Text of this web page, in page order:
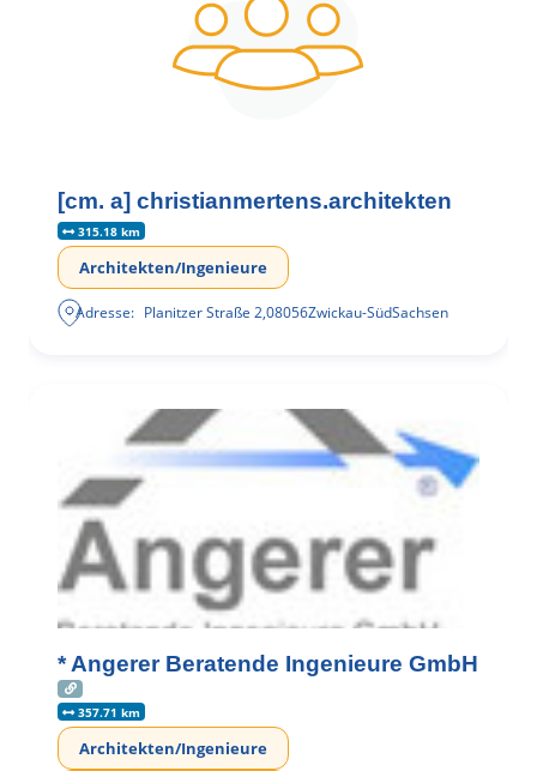
[cm. a] christianmertens.architekten
315.18 km
Architekten/Ingenieure
Adresse: Planitzer Straße 2,08056Zwickau-SüdSachsen
* Angerer Beratende Ingenieure GmbH
357.71 km
Architekten/Ingenieure